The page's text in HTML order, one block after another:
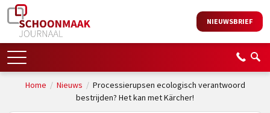
NIEUWSBRIEF
Home / Nieuws / Processierupsen ecologisch verantwoord
bestrijden? Het kan met Kärcher!